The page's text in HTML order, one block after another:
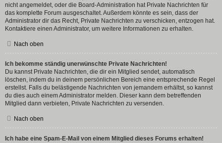
nicht angemeldet, oder die Board-Administration hat Private Nachrichten für
das komplette Forum ausgeschaltet. Außerdem könnte es sein, dass der
Administrator dir das Recht, Private Nachrichten zu verschicken, entzogen hat.
Kontaktiere einen Administrator, um weitere Informationen zu erhalten.
Nach oben
Ich bekomme ständig unerwünschte Private Nachrichten!
Du kannst Private Nachrichten, die dir ein Mitglied sendet, automatisch
löschen, indem du in deinem persönlichen Bereich eine entsprechende Regel
erstellst. Falls du belästigende Nachrichten von jemandem erhältst, so kannst
du dies auch einem Administrator melden. Dieser kann dem betreffenden
Mitglied dann verbieten, Private Nachrichten zu versenden.
Nach oben
Ich habe eine Spam-E-Mail von einem Mitglied dieses Forums erhalten!